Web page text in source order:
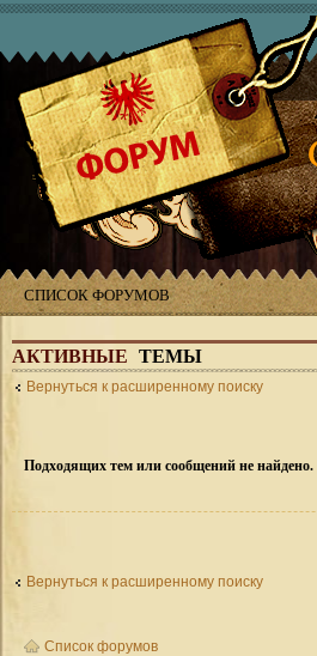
СПИСОК ФОРУМОВ
АКТИВНЫЕ ТЕМЫ
Вернуться к расширенному поиску
Подходящих тем или сообщений не найдено.
Вернуться к расширенному поиску
Список форумов